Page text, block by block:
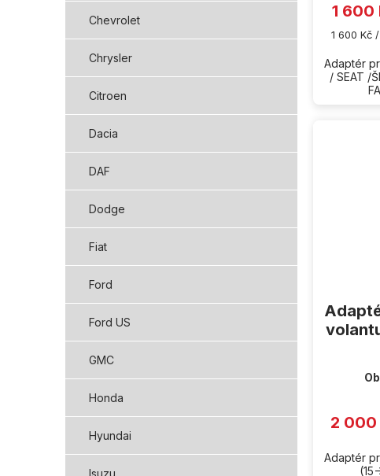
Chevrolet
Chrysler
Citroen
Dacia
DAF
Dodge
Fiat
Ford
Ford US
GMC
Honda
Hyundai
Isuzu
1 600
Měrná
1 600 Kč
Adaptér
/ SEAT /
2 000
Adaptér